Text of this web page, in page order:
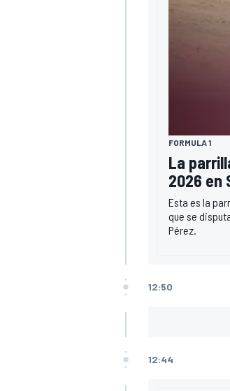
FORMULA 1
La
2026 en
Esta es la
que se
Pérez.
12:50
12:44